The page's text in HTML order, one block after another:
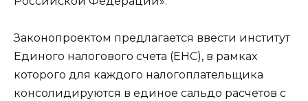
Законопроектом предлагается ввести институт
Единого налогового счета (ЕНС), в рамках
которого для каждого налогоплательщика
консолидируются в единое сальдо расчетов с